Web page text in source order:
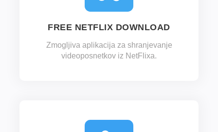
FREE NETFLIX DOWNLOAD
Zmogljiva aplikacija za shranjevanje
videoposnetkov iz NetFlixa.